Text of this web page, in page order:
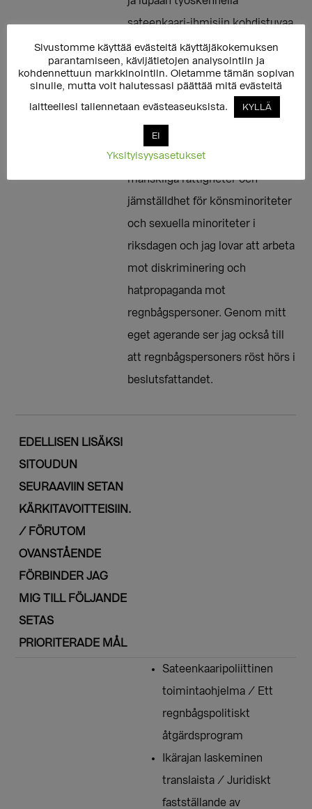
sateenkaari-ihmisiin kohdistuvaa
syrjintää ja vihapuhetta vastaan.
Varmistan myös omalla
toiminnallani, että sukupuoli- ja
seksuaalivähemmistöjen oma
ääni kuuluu päätöksenteossa. //
Jag åtar mig att aktivt främja
mänskliga rättigheter och
jämställdhet för könsminoriteter
och sexuella minoriteter i
riksdagen och jag lovar att arbeta
mot diskriminering och
hatpropaganda mot
regnbågspersoner. Genom mitt
eget agerande ser jag också till
att regnbågspersoners röst hörs i
beslutsfattandet.
EDELLISEN LISÄKSI
SITOUDUN
SEURAAVIIN SETAN
KÄRKITAVOITTEISIIN.
/ FÖRUTOM
OVANSTÅENDE
FÖRBINDER JAG
MIG TILL FÖLJANDE
SETAS
PRIORITERADE MÅL
Sateenkaaripoliittinen
toimintaohjelma / Ett
regnbågspolitiskt
åtgärdsprogram
Ikärajan laskeminen
translaista / Juridiskt
fastställande av
Sivustomme käyttää evästeitä käyttäjäkokemuksen
parantamiseen, kävijätietojen analysointiin ja
kohdennettuun markkinointiin. Oletamme tämän sopivan
sinulle, mutta voit halutessasi päättää mitä evästeitä
laitteellesi tallennetaan evästeaseuksista.
KYLLÄ
EI
Yksityisyysasetukset